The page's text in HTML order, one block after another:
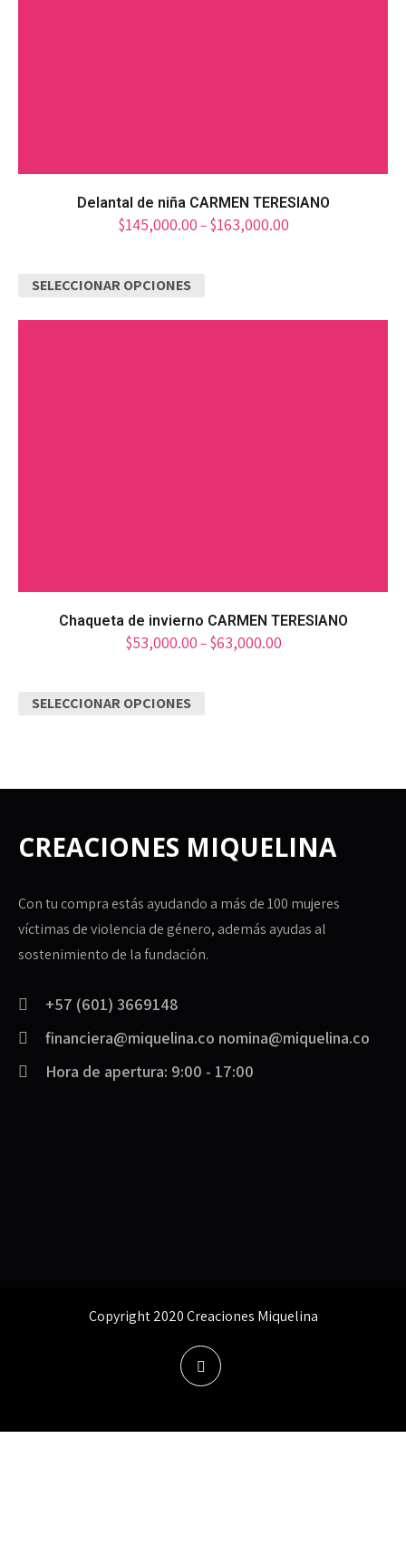
Delantal de niña CARMEN TERESIANO
$145,000.00 – $163,000.00
SELECCIONAR OPCIONES
Chaqueta de invierno CARMEN TERESIANO
$53,000.00 – $63,000.00
SELECCIONAR OPCIONES
CREACIONES MIQUELINA
Con tu compra estás ayudando a más de 100 mujeres
víctimas de violencia de género, además ayudas al
sostenimiento de la fundación.
+57 (601) 3669148
financiera@miquelina.co nomina@miquelina.co
Hora de apertura: 9:00 - 17:00
Copyright 2020 Creaciones Miquelina